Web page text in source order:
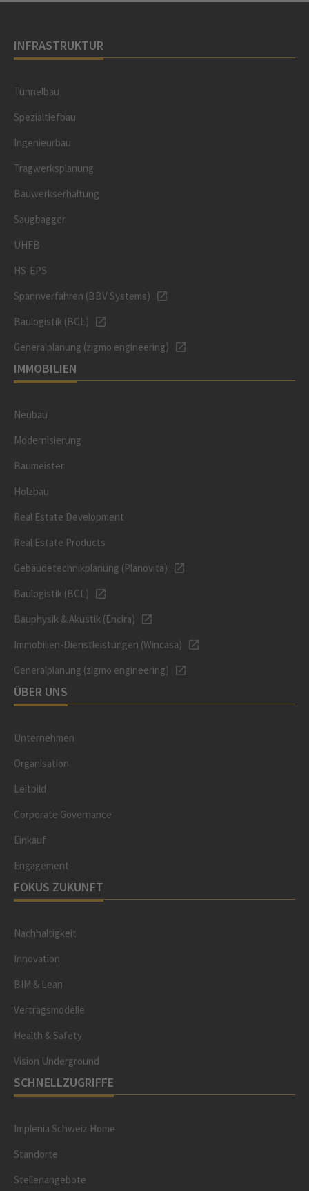
INFRASTRUKTUR
Tunnelbau
Spezialtiefbau
Ingenieurbau
Tragwerksplanung
Bauwerkserhaltung
Saugbagger
UHFB
HS-EPS
Spannverfahren (BBV Systems)
Baulogistik (BCL)
Generalplanung (zigmo engineering)
IMMOBILIEN
Neubau
Modernisierung
Baumeister
Holzbau
Real Estate Development
Real Estate Products
Gebäudetechnikplanung (Planovita)
Baulogistik (BCL)
Bauphysik & Akustik (Encira)
Immobilien-Dienstleistungen (Wincasa)
Generalplanung (zigmo engineering)
ÜBER UNS
Unternehmen
Organisation
Leitbild
Corporate Governance
Einkauf
Engagement
FOKUS ZUKUNFT
Nachhaltigkeit
Innovation
BIM & Lean
Vertragsmodelle
Health & Safety
Vision Underground
SCHNELLZUGRIFFE
Implenia Schweiz Home
Standorte
Stellenangebote